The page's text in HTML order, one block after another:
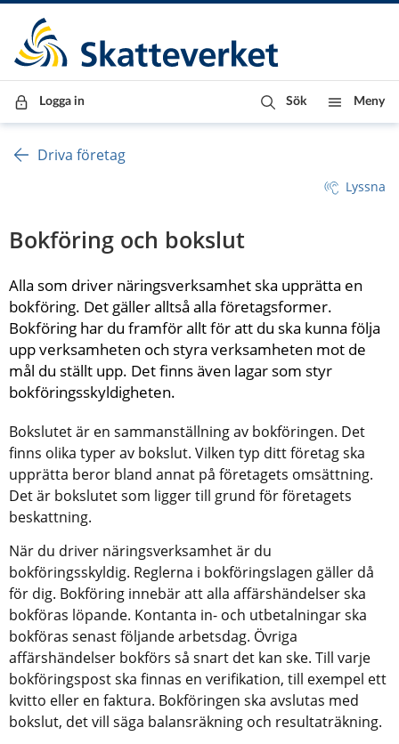
Till innehåll
Till navigationen
Till chattrobot
Logga in Sök Meny
Driva företag
Lyssna
Bokföring och bokslut
Alla som driver näringsverksamhet ska upprätta en
bokföring. Det gäller alltså alla företagsformer.
Bokföring har du framför allt för att du ska kunna följa
upp verksamheten och styra verksamheten mot de
mål du ställt upp. Det finns även lagar som styr
bokföringsskyldigheten.
Bokslutet är en sammanställning av bokföringen. Det
finns olika typer av bokslut. Vilken typ ditt företag ska
upprätta beror bland annat på företagets omsättning.
Det är bokslutet som ligger till grund för företagets
beskattning.
När du driver näringsverksamhet är du
bokföringsskyldig. Reglerna i bokföringslagen gäller då
för dig. Bokföring innebär att alla affärshändelser ska
bok­föras löpande. Kontanta in- och utbetal­ningar ska
bokföras senast följande arbetsdag. Övriga
affärshändelser bokförs så snart det kan ske. Till varje
bokföringspost ska finnas en verifikation, till exempel ett
kvitto eller en faktura. Bokföringen ska avslutas med
bokslut, det vill säga balansräkning och resultaträkning.